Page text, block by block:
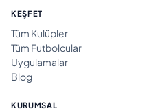
KEŞFET
Tüm Kulüpler
Tüm Futbolcular
Uygulamalar
Blog
KURUMSAL